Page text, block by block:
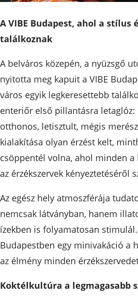
A VIBE Budapest, ahol a stílus
találkoznak
A belváros közepén, a nyüzsgő
nyitotta meg kapuit a VIBE
város egyik legkeresettebb
enteriőr első pillantásra
otthonos, letisztult, mégis
kialakítása olyan érzést kelt,
csöppentél volna, ahol minden a
az érzékszervek kényeztetéséről
Az egész hely atmoszférája
nemcsak látványban, hanem
ízekben is folyamatosan stimulál.
Budapestben egy minivakáció a
az élmény minden
Koktélkultúra a legmagasabb